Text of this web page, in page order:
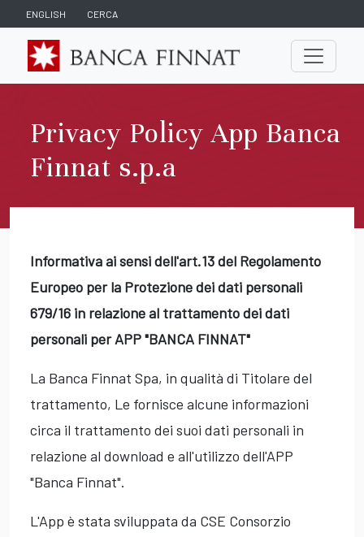
ENGLISH CERCA
Privacy Policy App Banca
Finnat s.p.a
Informativa ai sensi dell'art.13 del Regolamento
Europeo per la Protezione dei dati personali
679/16 in relazione al trattamento dei dati
personali per APP "BANCA FINNAT"
La Banca Finnat Spa, in qualità di Titolare del
trattamento, Le fornisce alcune informazioni
circa il trattamento dei suoi dati personali in
relazione al download e all'utilizzo dell'APP
"Banca Finnat".
L'App è stata sviluppata da CSE Consorzio